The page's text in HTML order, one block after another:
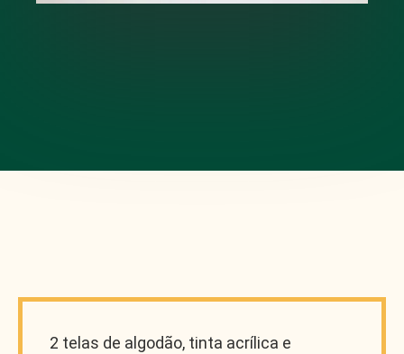
2 telas de algodão, tinta acrílica e